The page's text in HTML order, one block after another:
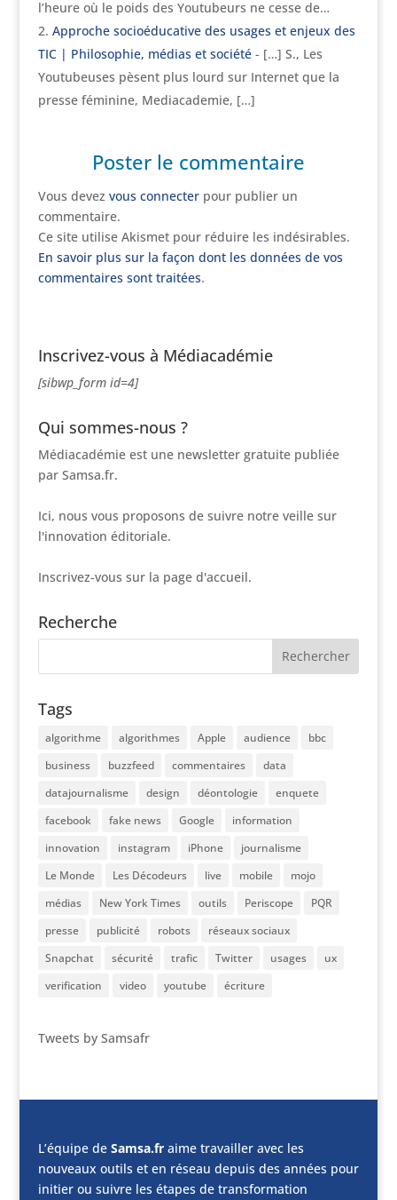
l’heure où le poids des Youtubeurs ne cesse de…
Approche socioéducative des usages et enjeux des
TIC | Philosophie, médias et société- […] S., Les
Youtubeuses pèsent plus lourd sur Internet que la
presse féminine, Mediacademie, […]
Poster le commentaire
Vous devez vous connecterpour publier un
commentaire.
Ce site utilise Akismet pour réduire les indésirables.
En savoir plus sur la façon dont les données de vos
commentaires sont traitées.
Inscrivez-vous à Médiacadémie
[sibwp_form id=4]
Qui sommes-nous ?
Médiacadémie est une newsletter gratuite publiée
par Samsa.fr.
Ici, nous vous proposons de suivre notre veille sur
l'innovation éditoriale.
Inscrivez-vous sur la page d'accueil.
Recherche
Tags
algorithme algorithmes Apple audience
bbc
business
buzzfeed commentaires
data
datajournalisme
design déontologie
enquete
facebook
fake news Google
information
innovation
instagram iPhone
journalisme
Le Monde
Les Décodeurs live mobile
mojo
médias
New York Times outils Periscope
PQR
presse
publicité robots
réseaux sociaux
Snapchat
sécurité trafic Twitter usages
ux
verification
video youtube écriture
Tweets by Samsafr
L’équipe de Samsa.fraime travailler avec les
nouveaux outils et en réseau depuis des années pour
initier ou suivre les étapes de transformation